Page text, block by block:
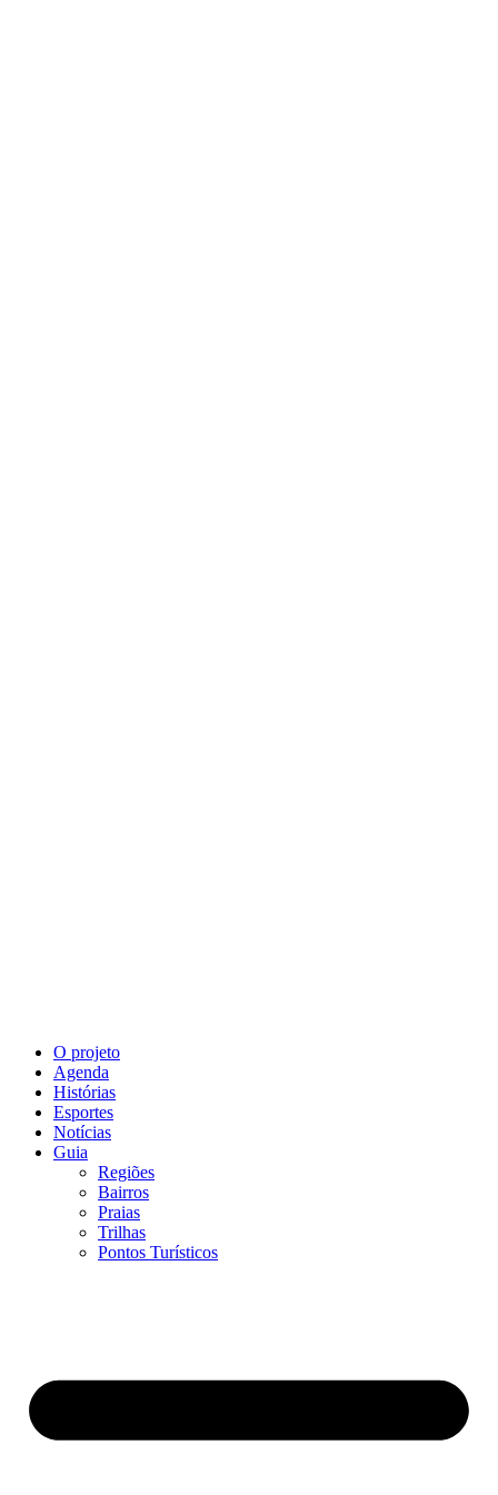
O projeto
Agenda
Histórias
Esportes
Notícias
Guia
Regiões
Bairros
Praias
Trilhas
Pontos Turísticos